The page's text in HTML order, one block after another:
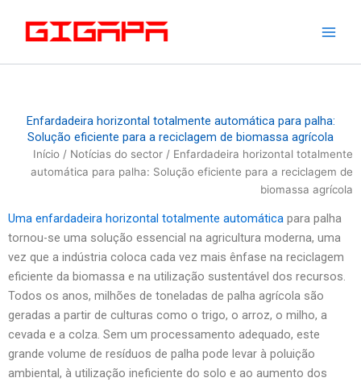
conteúdo
Enfardadeira horizontal totalmente automática para palha:
Solução eficiente para a reciclagem de biomassa agrícola
Início / Notícias do sector / Enfardadeira horizontal totalmente
automática para palha: Solução eficiente para a reciclagem de
biomassa agrícola
Uma enfardadeira horizontal totalmente automática para palha
tornou-se uma solução essencial na agricultura moderna, uma
vez que a indústria coloca cada vez mais ênfase na reciclagem
eficiente da biomassa e na utilização sustentável dos recursos.
Todos os anos, milhões de toneladas de palha agrícola são
geradas a partir de culturas como o trigo, o arroz, o milho, a
cevada e a colza. Sem um processamento adequado, este
grande volume de resíduos de palha pode levar à poluição
ambiental, à utilização ineficiente do solo e ao aumento dos